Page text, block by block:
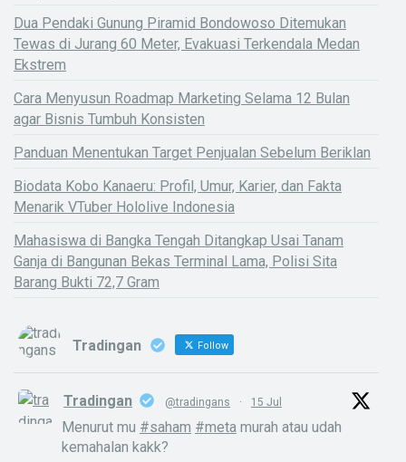
Dua Pendaki Gunung Piramid Bondowoso Ditemukan
Tewas di Jurang 60 Meter, Evakuasi Terkendala Medan
Ekstrem
Cara Menyusun Roadmap Marketing Selama 12 Bulan
agar Bisnis Tumbuh Konsisten
Panduan Menentukan Target Penjualan Sebelum Beriklan
Biodata Kobo Kanaeru: Profil, Umur, Karier, dan Fakta
Menarik VTuber Hololive Indonesia
Mahasiswa di Bangka Tengah Ditangkap Usai Tanam
Ganja di Bangunan Bekas Terminal Lama, Polisi Sita
Barang Bukti 72,7 Gram
Tradingan Follow
Tradingan @tradingans · 15 Jul
Menurut mu #saham #meta murah atau udah
kemahalan kakk?